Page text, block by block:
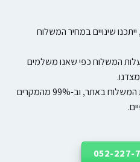
שינויים במחיר המשלוח
המשלוח כפי שאנו משלמים
אנו מקפידים לדייק את חישוב עלויות המשלוח באתר, וב-99% מהמקרים